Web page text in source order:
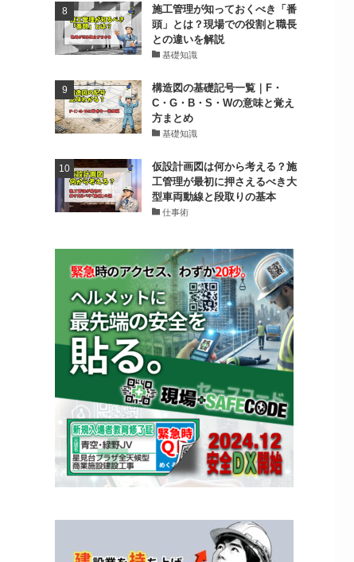
施工管理が知っておくべき「番
頭」とは？現場での役割と職長
との違いを解説
基礎知識
構造図の基礎記号一覧｜F・
C・G・B・S・Wの意味と覚え
方まとめ
基礎知識
仮設計画図は何から考える？施
工管理が最初に押さえるべき大
型車両動線と段取りの基本
仕事術